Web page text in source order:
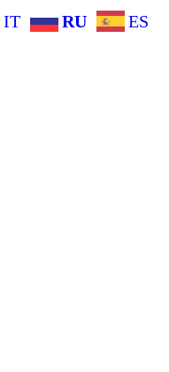
IT RU ES